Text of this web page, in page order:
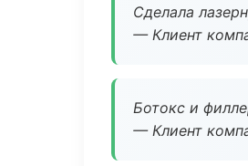
Сделала
— Клиент
Ботокс и
— Клиент